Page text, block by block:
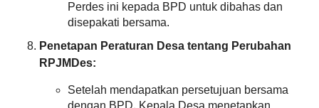
Perdes ini kepada BPD untuk dibahas dan
disepakati bersama.
Penetapan Peraturan Desa tentang Perubahan
RPJMDes:
Setelah mendapatkan persetujuan bersama